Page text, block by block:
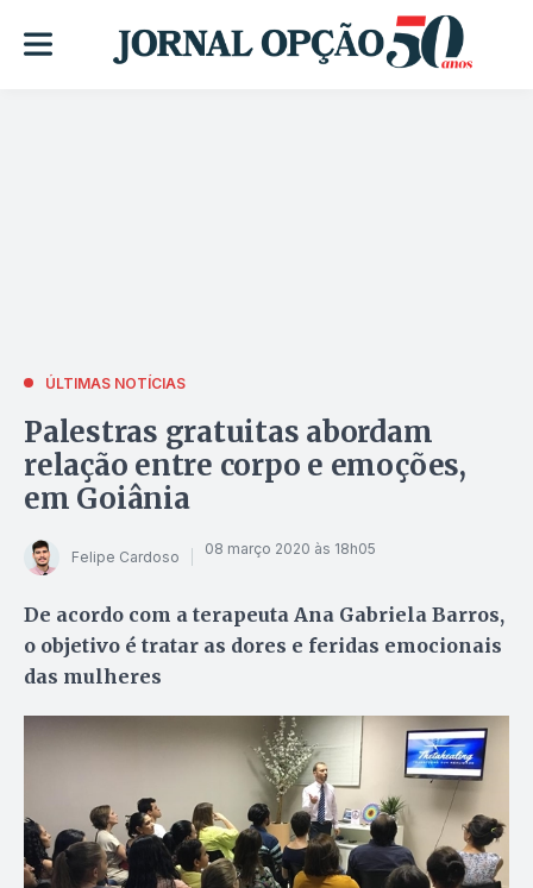
ÚLTIMAS NOTÍCIAS
Palestras gratuitas abordam
relação entre corpo e emoções,
em Goiânia
Felipe Cardoso 08 março 2020 às 18h05
De acordo com a terapeuta Ana Gabriela Barros,
o objetivo é tratar as dores e feridas emocionais
das mulheres